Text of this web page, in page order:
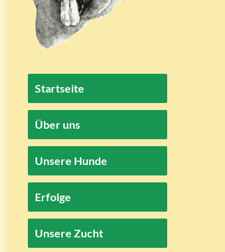
Startseite
Über uns
Unsere Hunde
Erfolge
Unsere Zucht